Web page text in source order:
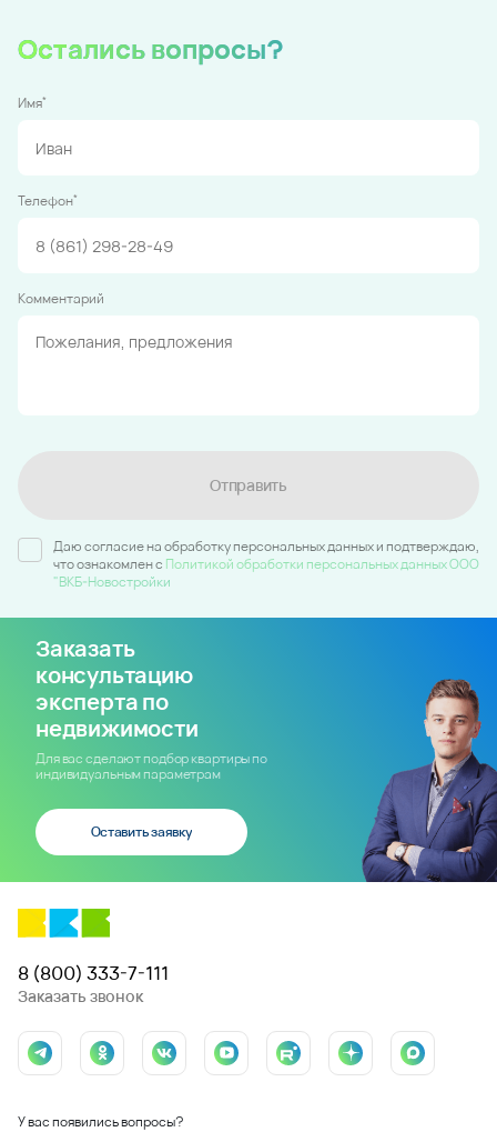
Остались вопросы?
Имя*
Телефон*
Комментарий
Отправить
Даю согласие на обработку персональных данных и подтверждаю,
что ознакомлен c Политикой обработки персональных данных ООО
"ВКБ-Новостройки
Заказать
консультацию
эксперта по
недвижимости
Для вас сделают подбор квартиры по
индивидуальным параметрам
Оставить заявку
8 (800) 333-7-111
Заказать звонок
У вас появились вопросы?